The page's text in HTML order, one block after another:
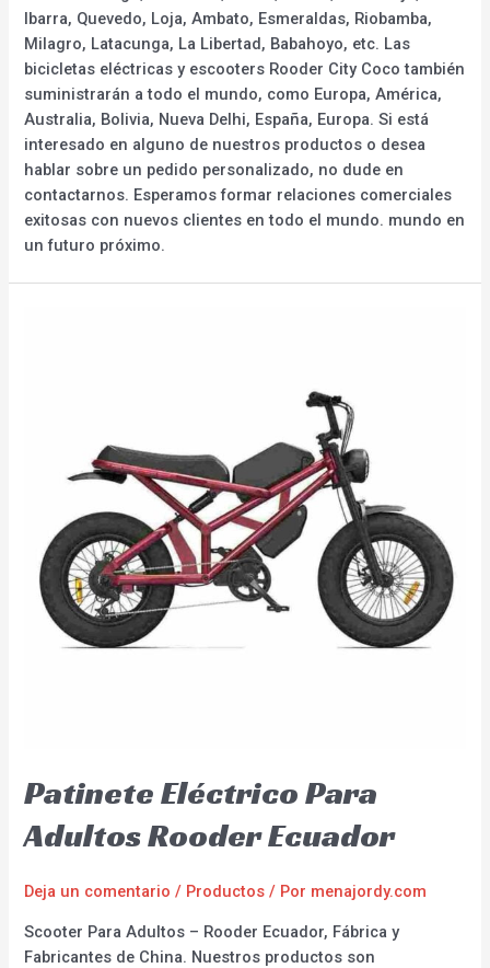
Ibarra, Quevedo, Loja, Ambato, Esmeraldas, Riobamba,
Milagro, Latacunga, La Libertad, Babahoyo, etc. Las
bicicletas eléctricas y escooters Rooder City Coco también
suministrarán a todo el mundo, como Europa, América,
Australia, Bolivia, Nueva Delhi, España, Europa. Si está
interesado en alguno de nuestros productos o desea
hablar sobre un pedido personalizado, no dude en
contactarnos. Esperamos formar relaciones comerciales
exitosas con nuevos clientes en todo el mundo. mundo en
un futuro próximo.
Patinete Eléctrico Para
Adultos Rooder Ecuador
Deja un comentario / Productos / Por menajordy.com
Scooter Para Adultos – Rooder Ecuador, Fábrica y
Fabricantes de China. Nuestros productos son